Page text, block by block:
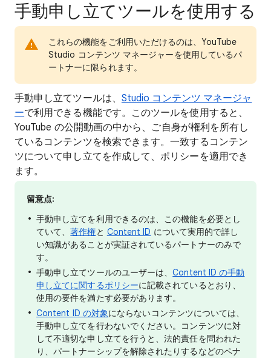
手動申し立てツールを使用する
これらの機能をご利用いただけるのは、YouTube
Studio コンテンツ マネージャーを使用しているパ
ートナーに限られます。
手動申し立てツールは、 Studio コンテンツ マネージャ
ーで利用できる機能です。このツールを使用すると、
YouTube の公開動画の中から、ご自身が権利を所有し
ているコンテンツを検索できます。一致するコンテン
ツについて申し立てを作成して、ポリシーを適用でき
ます。
留意点:
手動申し立てを利用できるのは、この機能を必要とし
ていて、著作権と Content ID について実用的で詳し
い知識があることが実証されているパートナーのみで
す。
手動申し立てツールのユーザーは、Content ID の手動
申し立てに関するポリシーに記載されているとおり、
使用の要件を満たす必要があります。
Content ID の対象にならないコンテンツについては、
手動申し立てを行わないでください。コンテンツに対
して不適切な申し立てを行うと、法的責任を問われた
り、パートナーシップを解除されたりするなどのペナ